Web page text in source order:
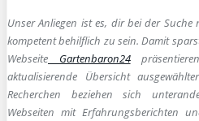
Unser Anliegen ist es, dir bei der Suche
kompetent behilflich zu sein.Damit
Webseite Gartenbaron24
aktualisierende Übersicht
Recherchen beziehen sich
Webseiten mit Erfahrungsberichten